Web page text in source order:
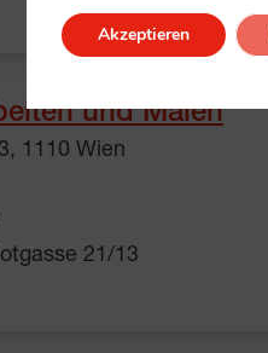
und Malen
1110 Wien
21/13
Akzeptieren